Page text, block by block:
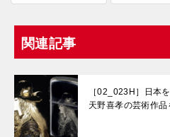
関連記事
［02_023H］日本
天野喜孝の芸術作品